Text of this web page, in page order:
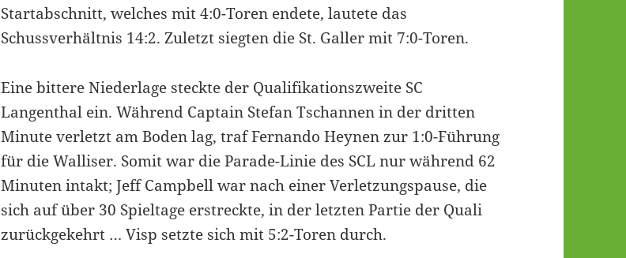
Startabschnitt, welches mit 4:0-Toren endete, lautete das
Schussverhältnis 14:2. Zuletzt siegten die St. Galler mit 7:0-Toren.
Eine bittere Niederlage steckte der Qualifikationszweite SC
Langenthal ein. Während Captain Stefan Tschannen in der dritten
Minute verletzt am Boden lag, traf Fernando Heynen zur 1:0-Führung
für die Walliser. Somit war die Parade-Linie des SCL nur während 62
Minuten intakt; Jeff Campbell war nach einer Verletzungspause, die
sich auf über 30 Spieltage erstreckte, in der letzten Partie der Quali
zurückgekehrt … Visp setzte sich mit 5:2-Toren durch.